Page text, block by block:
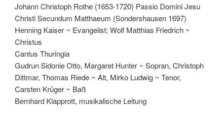
Johann Christoph Rothe (1653-1720) Passio Domini Jesu
Christi Secundum Matthaeum (Sondershausen 1697)
Henning Kaiser ~ Evangelist; Wolf Matthias Friedrich ~
Christus
Cantus Thuringia
Gudrun Sidonie Otto, Margaret Hunter ~ Sopran, Christoph
Dittmar, Thomas Riede ~ Alt, Mirko Ludwig ~ Tenor,
Carsten Krüger ~ Baß
Bernhard Klapprott, musikalische Leitung